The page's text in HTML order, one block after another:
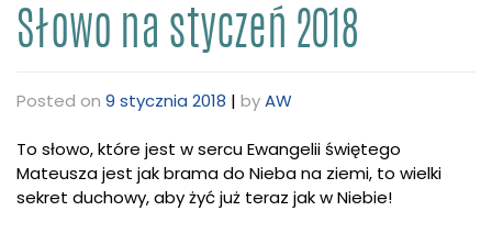
Słowo na styczeń 2018
Posted on 9 stycznia 2018 | byAW
To słowo, które jest w sercu Ewangelii świętego
Mateusza jest jak brama do Nieba na ziemi, to wielki
sekret duchowy, aby żyć już teraz jak w Niebie!